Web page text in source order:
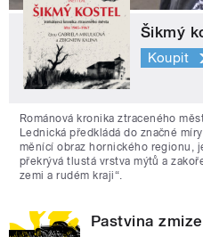
Šikmý
Koupit
Románová kronika ztraceného
Lednická předkládá do značné
měnící obraz hornického regionu,
překrývá tlustá vrstva mýtů a
zemi a rudém kraji“.
Pastvina